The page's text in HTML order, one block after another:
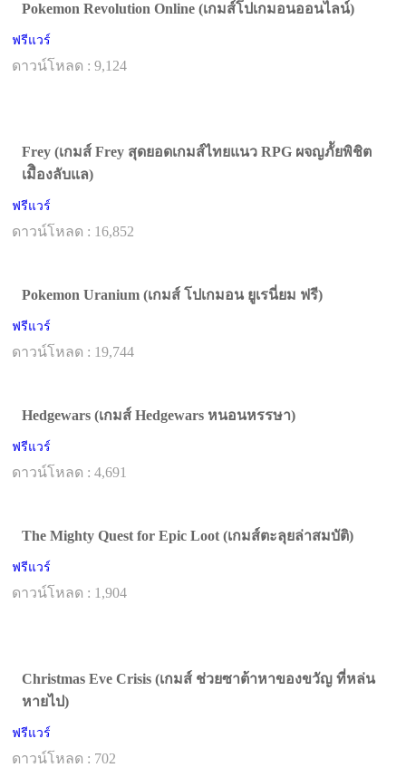
Pokemon Revolution Online (เกมส์โปเกมอนออนไลน์)
ฟรีแวร์
ดาวน์โหลด : 9,124
Frey (เกมส์ Frey สุดยอดเกมส์ไทยแนว RPG ผจญภััยพิชิต
เมืิองลับแล)
ฟรีแวร์
ดาวน์โหลด : 16,852
Pokemon Uranium (เกมส์ โปเกมอน ยูเรนี่ยม ฟรี)
ฟรีแวร์
ดาวน์โหลด : 19,744
Hedgewars (เกมส์ Hedgewars หนอนหรรษา)
ฟรีแวร์
ดาวน์โหลด : 4,691
The Mighty Quest for Epic Loot (เกมส์ตะลุยล่าสมบัติ)
ฟรีแวร์
ดาวน์โหลด : 1,904
Christmas Eve Crisis (เกมส์ ช่วยซาต้าหาของขวัญ ที่หล่น
หายไป)
ฟรีแวร์
ดาวน์โหลด : 702